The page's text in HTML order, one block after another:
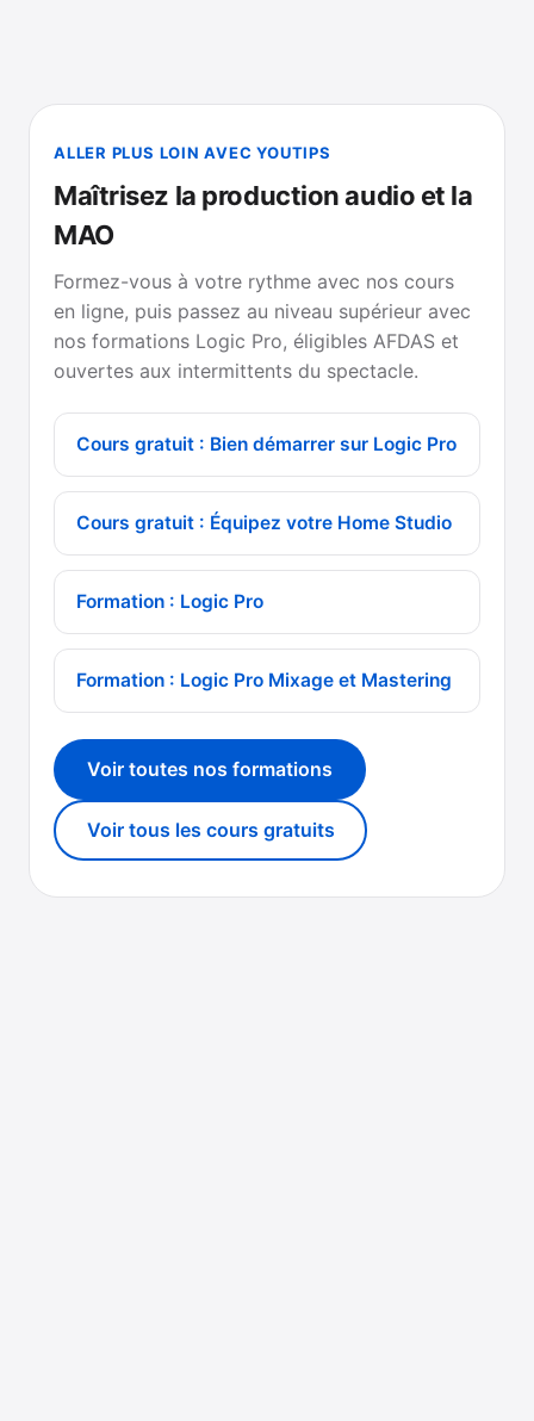
ALLER PLUS LOIN AVEC YOUTIPS
Maîtrisez la production audio et la
MAO
Formez-vous à votre rythme avec nos cours
en ligne, puis passez au niveau supérieur avec
nos formations Logic Pro, éligibles AFDAS et
ouvertes aux intermittents du spectacle.
Cours gratuit : Bien démarrer sur Logic Pro
Cours gratuit : Équipez votre Home Studio
Formation : Logic Pro
Formation : Logic Pro Mixage et Mastering
Voir toutes nos formations
Voir tous les cours gratuits